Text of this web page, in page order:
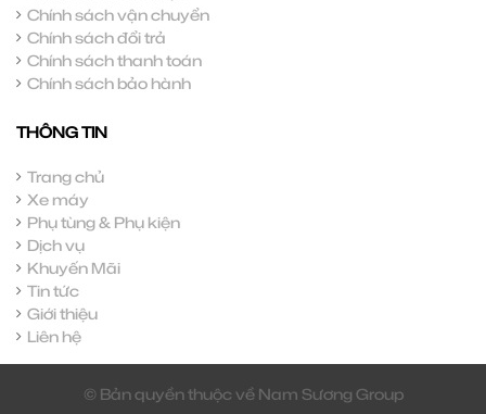
Chính sách vận chuyển
Chính sách đổi trả
Chính sách thanh toán
Chính sách bảo hành
THÔNG TIN
Trang chủ
Xe máy
Phụ tùng & Phụ kiện
Dịch vụ
Khuyến Mãi
Tin tức
Giới thiệu
Liên hệ
© Bản quyền thuộc về Nam Sương Group